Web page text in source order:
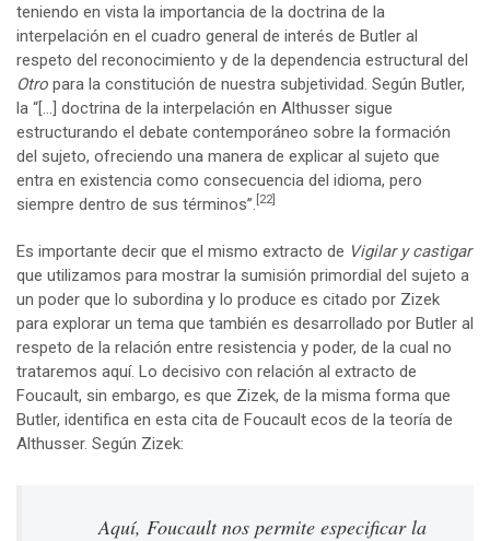
teniendo en vista la importancia de la doctrina de la
interpelación en el cuadro general de interés de Butler al
respeto del reconocimiento y de la dependencia estructural del
Otro para la constitución de nuestra subjetividad. Según Butler,
la “[…] doctrina de la interpelación en Althusser sigue
estructurando el debate contemporáneo sobre la formación
del sujeto, ofreciendo una manera de explicar al sujeto que
entra en existencia como consecuencia del idioma, pero
siempre dentro de sus términos”. [22]
Es importante decir que el mismo extracto de Vigilar y castigar
que utilizamos para mostrar la sumisión primordial del sujeto a
un poder que lo subordina y lo produce es citado por Zizek
para explorar un tema que también es desarrollado por Butler al
respeto de la relación entre resistencia y poder, de la cual no
trataremos aquí. Lo decisivo con relación al extracto de
Foucault, sin embargo, es que Zizek, de la misma forma que
Butler, identifica en esta cita de Foucault ecos de la teoría de
Althusser. Según Zizek:
Aquí, Foucault nos permite especificar la